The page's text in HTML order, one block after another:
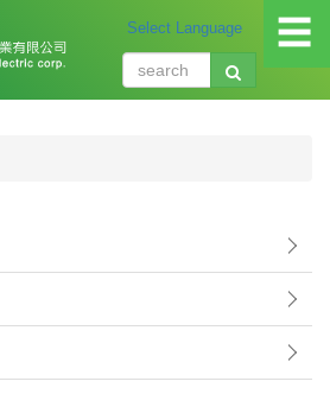
☰
About
品
介